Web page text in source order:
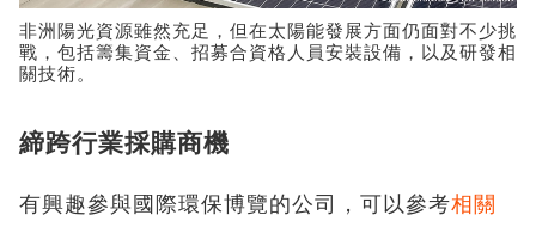
非洲陽光資源雖然充足，但在太陽能發展方面仍面對不少挑
戰，包括籌集資金、招募合資格人員安裝設備，以及研發相
關技術。
締跨行業採購商機
有興趣參與國際環保博覽的公司，可以參考相關